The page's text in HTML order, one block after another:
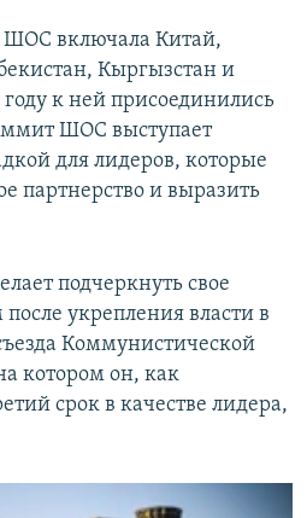
ШОС включала Китай,
Кыргызстан и
к ней присоединились
ШОС выступает
для лидеров, которые
партнерство и выразить
подчеркнуть свое
укрепления власти в
Коммунистической
котором он, как
срок в качестве лидера,